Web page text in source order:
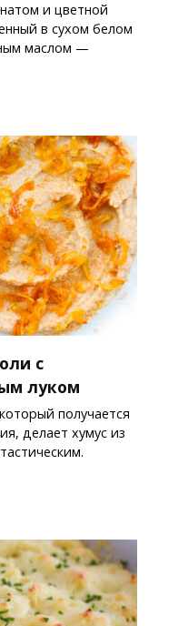
и цветной
в сухом белом
маслом —
с
луком
получается
делает хумус из